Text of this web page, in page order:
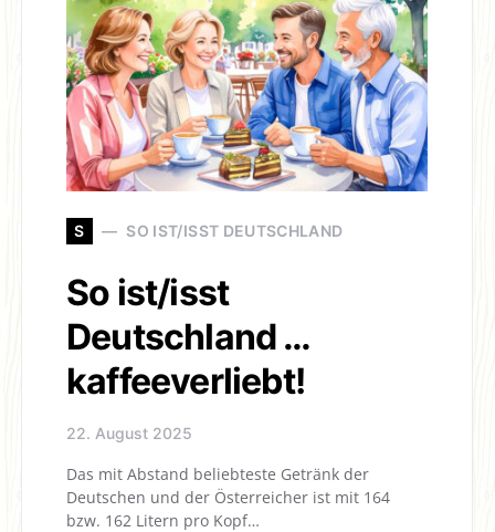
S SO IST/ISST DEUTSCHLAND
So ist/isst
Deutschland …
kaffeeverliebt!
22. August 2025
Das mit Abstand beliebteste Getränk der
Deutschen und der Öster­reicher ist mit 164
bzw. 162 Litern pro Kopf…